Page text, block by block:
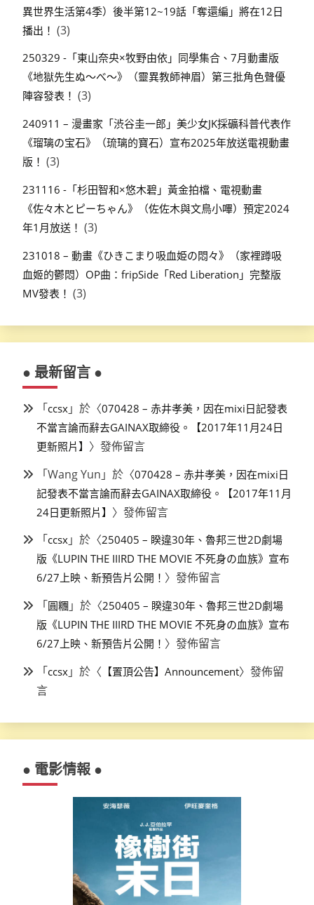
異世界生活第4季）後半第12~19話「奪還編」將在12日
播出！ (3)
250329 -「東山奈央×牧野由依」同學集合、7月動畫版
《地獄先生ぬ～べ～》（靈異教師神眉）第三批角色聲優
陣容發表！ (3)
240911 – 漫畫家「渋谷圭一郎」美少女JK採礦科普代表作
《瑠璃の宝石》（琉璃的寶石）宣布2025年放送電視動畫
版！ (3)
231116 -「杉田智和×悠木碧」黃金拍檔、電視動畫
《佐々木とピーちゃん》（佐佐木與文鳥小嗶）預定2024
年1月放送！ (3)
231018 – 動畫《ひきこまり吸血姫の悶々》（家裡蹲吸
血姬的鬱悶）OP曲：fripSide「Red Liberation」完整版
MV發表！ (3)
● 最新留言 ●
「ccsx 」於〈070428 – 赤井孝美，因在mixi日記發表
不當言論而辭去GAINAX取締役。【2017年11月24日
更新照片】 〉發佈留言
「Wang Yun 」於〈070428 – 赤井孝美，因在mixi日
記發表不當言論而辭去GAINAX取締役。【2017年11月
24日更新照片】 〉發佈留言
「ccsx 」於〈250405 – 睽違30年、魯邦三世2D劇場
版《LUPIN THE IIIRD THE MOVIE 不死身の血族》宣布
6/27上映、新預告片公開！ 〉發佈留言
「圓糰 」於〈250405 – 睽違30年、魯邦三世2D劇場
版《LUPIN THE IIIRD THE MOVIE 不死身の血族》宣布
6/27上映、新預告片公開！ 〉發佈留言
「ccsx 」於〈 【置頂公告】Announcement〉發佈留
言
● 電影情報 ●